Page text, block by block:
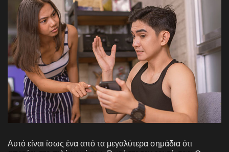
Αυτό είναι ίσως ένα από τα μεγαλύτερα σημάδια ότι